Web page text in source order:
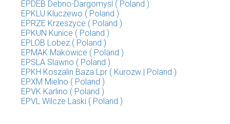
EPDEB Debno-Dargomysl ( Poland )
EPKLU Kluczewo ( Poland )
EPRZE Krzeszyce ( Poland )
EPKUN Kunice ( Poland )
EPLOB Lobez ( Poland )
EPMAK Makowice ( Poland )
EPSLA Slawno ( Poland )
EPKH Koszalin Baza Lpr ( Kurozw | Poland )
EPXM Mielno ( Poland )
EPVK Karlino ( Poland )
EPVL Wilcze Laski ( Poland )